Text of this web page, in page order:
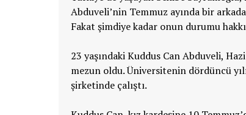
Abduveli’nin Temmuz ayında bir
Fakat şimdiye kadar onun durumu
23 yaşındaki Kuddus Can Abduveli,
mezun oldu. Üniversitenin dördüncü
şirketinde çalıştı.